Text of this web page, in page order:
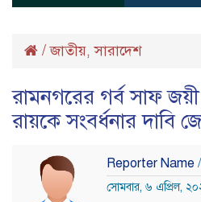
/জাতীয়,সারাদেশ
রামনগরের গর্ব সাফ
রায়কে সংবর্ধনার দাবি
Reporter Name
সোমবার, ৬ এপ্রিল,